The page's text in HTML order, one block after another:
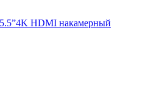
HDMI накамерный